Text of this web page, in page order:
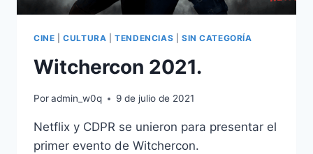
CINE |CULTURA |TENDENCIAS SIN CATEGORÍA
Witchercon 2021.
Poradmin_w0q 9 de julio de 2021
Netflix y CDPR se unieron para presentar el
primer evento de Witchercon.